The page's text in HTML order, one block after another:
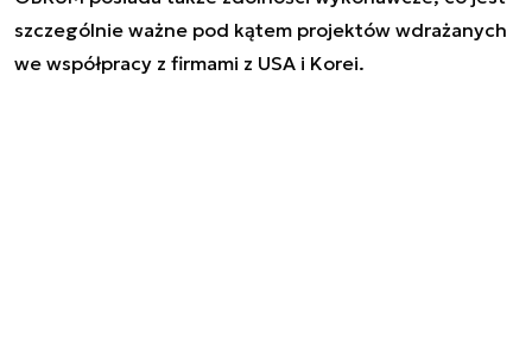
szczególnie ważne pod kątem projektów wdrażanych
we współpracy z firmami z USA i Korei.